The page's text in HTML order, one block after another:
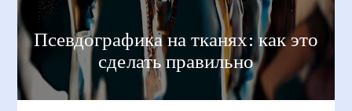
Псевдографика на тканях: как это
сделать правильно